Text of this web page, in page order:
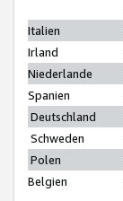
Italien
Irland
Niederlande
Spanien
Deutschland
Schweden
Polen
Belgien